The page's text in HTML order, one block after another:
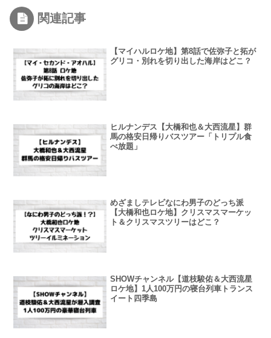
関連記事
【マイハルロケ地】第8話で佐弥子と拓が
グリコ・別れを切り出した海岸はどこ？
ヒルナンデス【大橋和也＆大西流星】群
馬の格安日帰りバスツアー「トリプル食
べ放題」
めざましテレビなにわ男子のどっち派
【大橋和也ロケ地】クリスマスマーケッ
ト＆クリスマスツリーはどこ？
SHOWチャンネル【道枝駿佑＆大西流星
ロケ地】1人100万円の寝台列車トランス
イート四季島